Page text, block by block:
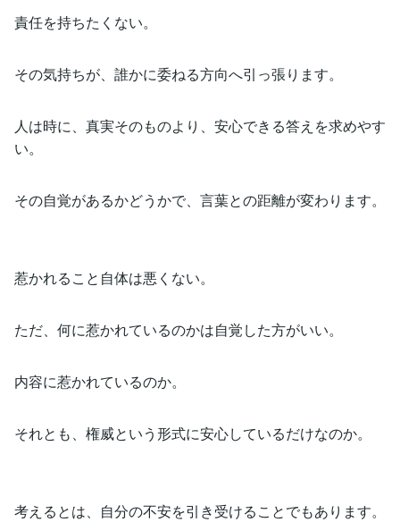
責任を持ちたくない。
その気持ちが、誰かに委ねる方向へ引っ張ります。
人は時に、真実そのものより、安心できる答えを求めやす
い。
その自覚があるかどうかで、言葉との距離が変わります。
惹かれること自体は悪くない。
ただ、何に惹かれているのかは自覚した方がいい。
内容に惹かれているのか。
それとも、権威という形式に安心しているだけなのか。
考えるとは、自分の不安を引き受けることでもあります。